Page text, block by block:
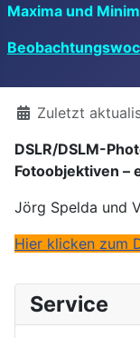
Maxima und
DetailsZuletzt
DSLR/DSLM-
Fotoobjektiven –
Jörg Spelda und
Hier klicken zum
Service